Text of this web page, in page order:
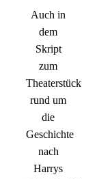
Auch in
dem
Skript
zum
Theaterstück
rund um
die
Geschichte
nach
Harrys